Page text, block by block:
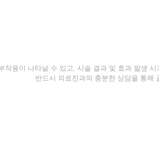
작용이 나타날 수 있고, 시술 결과 및 효과 발생
반드시 의료진과의 충분한 상담을 통해